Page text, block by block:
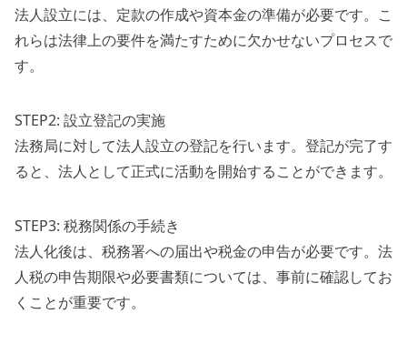
法人設立には、定款の作成や資本金の準備が必要です。こ
れらは法律上の要件を満たすために欠かせないプロセスで
す。
STEP2: 設立登記の実施
法務局に対して法人設立の登記を行います。登記が完了す
ると、法人として正式に活動を開始することができます。
STEP3: 税務関係の手続き
法人化後は、税務署への届出や税金の申告が必要です。法
人税の申告期限や必要書類については、事前に確認してお
くことが重要です。